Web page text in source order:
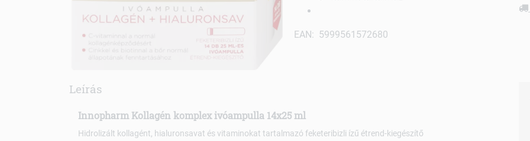
EAN: 5999561572680
Leírás
Innopharm Kollagén komplex ivóampulla 14x25 ml
Hidrolizált kollagént, hialuronsavat és vitaminokat tartalmazó feketeribizli ízű étrend-kiegészítő